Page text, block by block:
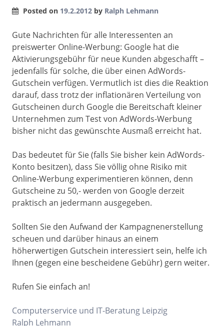
Posted on 19.2.2012 by Ralph Lehmann
Gute Nachrichten für alle Interessenten an
preiswerter Online-Werbung: Google hat die
Aktivierungsgebühr für neue Kunden abgeschafft –
jedenfalls für solche, die über einen AdWords-
Gutschein verfügen. Vermutlich ist dies die Reaktion
darauf, dass trotz der inflationären Verteilung von
Gutscheinen durch Google die Bereitschaft kleiner
Unternehmen zum Test von AdWords-Werbung
bisher nicht das gewünschte Ausmaß erreicht hat.
Das bedeutet für Sie (falls Sie bisher kein AdWords-
Konto besitzen), dass Sie völlig ohne Risiko mit
Online-Werbung experimentieren können, denn
Gutscheine zu 50,- werden von Google derzeit
praktisch an jedermann ausgegeben.
Sollten Sie den Aufwand der Kampagnenerstellung
scheuen und darüber hinaus an einem
höherwertigen Gutschein interessiert sein, helfe ich
Ihnen (gegen eine bescheidene Gebühr) gern weiter.
Rufen Sie einfach an!
Computerservice und IT-Beratung Leipzig
Ralph Lehmann